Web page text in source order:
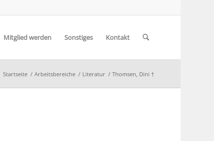
Mitglied werden Sonstiges Kontakt
Startseite / Arbeitsbereiche / Literatur / Thomsen, Dini †